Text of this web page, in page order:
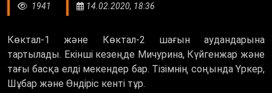
1941 14.02.2020, 18:36
Көктал-1 және Көктал-2 шағын аудандарына
тартылады. Екінші кезеңде Мичурина, Күйгенжар және
тағы басқа елді мекендер бар. Тізімнің соңында Үркер,
Шұбар және Өндіріс кенті тұр.